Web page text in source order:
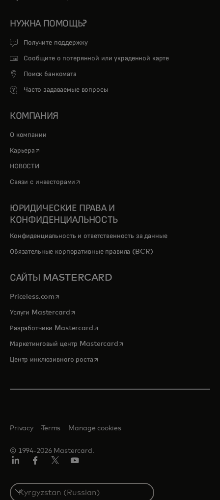
НУЖНА ПОМОЩЬ?
Получите поддержку
Сообщите о потерянной или украденной карте
Поиск банкомата
Часто задаваемые вопросы
КОМПАНИЯ
О компании
Карьера opens in a new tab
НОВОСТИ
Связи с инвесторами opens in a new tab
ЮРИДИЧЕСКИЕ ПРАВА И
КОНФИДЕНЦИАЛЬНОСТЬ
Конфиденциальность и ответственность за данные
Обязательные корпоративные правила (BCR)
САЙТЫ MASTERCARD
Priceless.com opens in a new tab
Услуги Mastercardopens in a new tab
Разработчики Mastercardopens in a new tab
Маркетинговый центр Mastercardopens in a new tab
Центр инклюзивного ростаopens in a new tab
© 1994-2026 Mastercard.
Privacy Terms Manage cookies
Select
a